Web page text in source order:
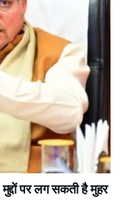
पर लग सकती है मुहर